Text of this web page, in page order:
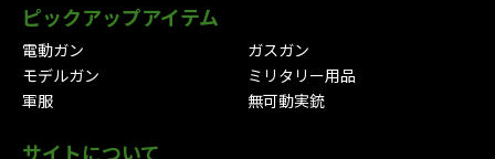
ピックアップアイテム
電動ガン
ガスガン
モデルガン
ミリタリー用品
軍服
無可動実銃
サイトについて